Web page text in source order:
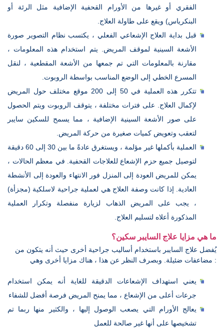
الفقري أو غيرها من الأورام القحفية الإضافية مثل الرئة أو
البنكرياس) ويقع على طاولة العلاج.
قبل بداية العلاج الإشعاعي الفعلي ، يكتسب نظام التصوير صورة
الأشعة السينية لموقف المريض. يتم استخدام هذه المعلومات ،
مقارنة بالمعلومات التي تم جمعها من الأشعة المقطعية ، لنقل
المسرع الخطي إلى الوضع المناسب بواسطة الروبوت.
تتكرر هذه العملية في 50 إلى 200 موقع مختلف حول المريض
لإكمال العلاج. على فترات مختلفة ، يتوقف الروبوت ويتم الحصول
على صور الأشعة السينية الإضافية ، مما يسمح للسكين سايبر
لتعقب وتعويض كميات صغيرة من حركة المريض.
العملية بأكملها غير مؤلمة ، ويستغرق عادةً ما بين 30 إلى 60 دقيقة
لتوصيل جميع حزم الإشعاع للعلاجات القحفية. في معظم الحالات ،
يمكن للمريض العودة إلى المنزل فور الانتهاء والعودة إلى الأنشطة
العادية. إذا كانت وصفة العلاج هي لعملية جراحية لاسلكية (مجزأة)
، يجب على المريض الذهاب لزيارة منفصلة وتكرار العملية
المذكورة أعلاه لتسليم العلاج.
ما هي مزايا علاج السايبر سكين؟
يُفضل علاج السايبر باستخدام أساليب جراحية أخرى حيث أنه يتكون من
مضاعفات ضئيلة. وبصرف النظر عن هذا ، هناك مزايا أخرى وهي :
يعني استهداف الإشعاعات الدقيقة للغاية أنه يمكن استخدام
جرعات أعلى من الإشعاع ، مما يمنح المريض فرصة أفضل للشفاء
يعالج الأورام التي يصعب الوصول إليها ، والكثير منها ربما تم
تشخيصها على أنها غير صالحة للعمل